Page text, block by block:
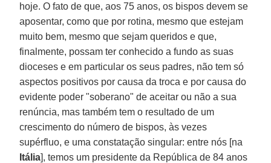
hoje. O fato de que, aos 75 anos, os bispos devem se
aposentar, como que por rotina, mesmo que estejam
muito bem, mesmo que sejam queridos e que,
finalmente, possam ter conhecido a fundo as suas
dioceses e em particular os seus padres, não tem só
aspectos positivos por causa da troca e por causa do
evidente poder "soberano" de aceitar ou não a sua
renúncia, mas também tem o resultado de um
crescimento do número de bispos, às vezes
supérfluo, e uma constatação singular: entre nós [na
Itália], temos um presidente da República de 84 anos